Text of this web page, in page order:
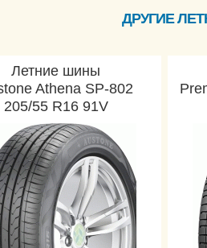
ДРУГИЕ
Летние шины
Athena SP-802
205/55 R16 91V